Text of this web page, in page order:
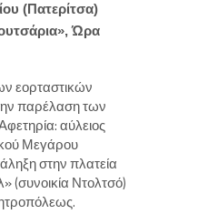
(Πατερίτσα)
Ώρα
εορταστικών
παρέλαση των
αύλειος
Μεγάρου
στην πλατεία
(συνοικία Ντολτσό)